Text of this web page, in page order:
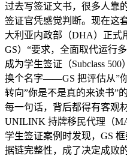
过去写签证文书，很多人靠
签证官凭感觉判断。现在这
大利亚内政部（DHA）正式
GS）“要求，全面取代运行
成为学生签证（Subclass
换个名字——GS 把评估从”
转向”你是不是真的来读书”
每一句话，背后都得有客观
UNILINK 持牌移民代理（
学生签证案例时发现，GS
据链完整性，成了决定成败